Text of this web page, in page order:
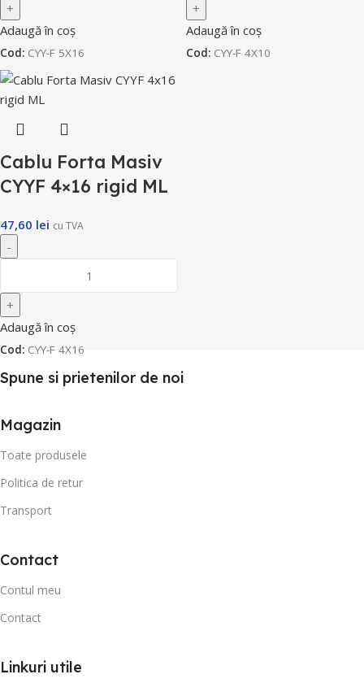
Adaugă în coș
Cod: CYY-F 5X16
Adaugă în coș
Cod: CYY-F 4X10
Cablu Forta Masiv
CYYF 4×16 rigid ML
47,60 lei cu TVA
Adaugă în coș
Cod: CYY-F 4X16
Spune si prietenilor de noi
Magazin
Toate produsele
Politica de retur
Transport
Contact
Contul meu
Contact
Linkuri utile